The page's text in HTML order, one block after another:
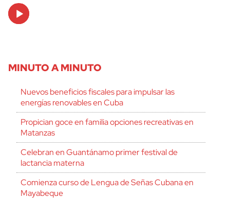
Audio
Player
MINUTO A MINUTO
Nuevos beneficios fiscales para impulsar las
energías renovables en Cuba
Propician goce en familia opciones recreativas en
Matanzas
Celebran en Guantánamo primer festival de
lactancia materna
Comienza curso de Lengua de Señas Cubana en
Mayabeque